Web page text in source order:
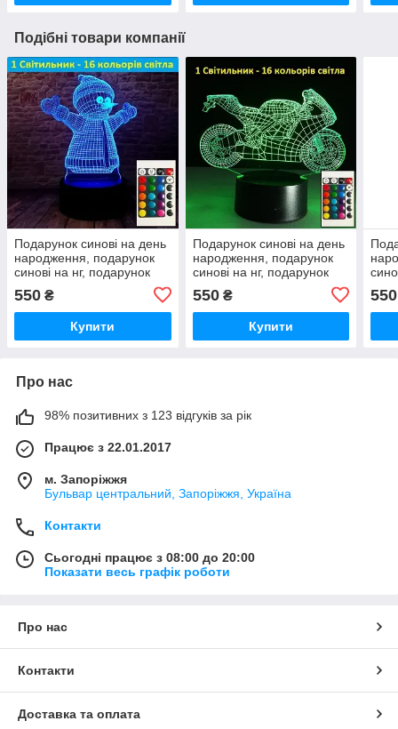
Подібні товари компанії
Подарунок синові на день
народження, подарунок
синові на нг, подарунок
550 ₴
Купити
Подарунок синові на день
народження, подарунок
синові на нг, подарунок
550₴
Купити
550
Про нас
98% позитивних з 123 відгуків за рік
Працює з 22.01.2017
м. Запоріжжя
Бульвар центральний, Запоріжжя, Україна
Контакти
Сьогодні працює з 08:00 до 20:00
Показати весь графік роботи
Про нас
Контакти
Доставка та оплата